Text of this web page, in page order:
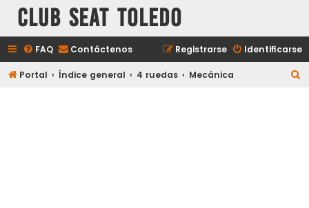
Club Seat Toledo
FAQ Contáctenos Identificarse
Registrarse
Portal Índice general 4 ruedas Mecánica